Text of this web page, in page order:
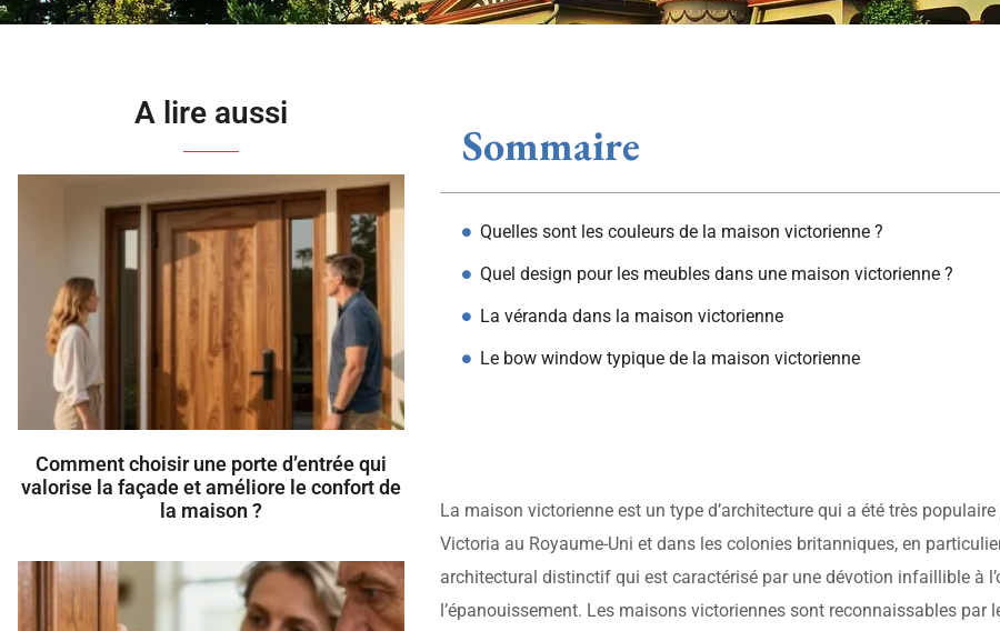
A lire aussi
Comment choisir une porte d’entrée qui
valorise la façade et améliore le confort de
la maison ?
Sommaire
Quelles sont les couleurs de la maison victorienne ?
Quel design pour les meubles dans une maison victorienne ?
La véranda dans la maison victorienne
Le bow window typique de la maison victorienne
La maison victorienne est un type d’architecture qui a été très
Victoria au Royaume-Uni et dans les colonies britanniques, en
architectural distinctif qui est caractérisé par une dévotion infaillible à
l’épanouissement. Les maisons victoriennes sont reconnaissables par